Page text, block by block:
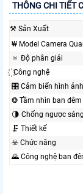
THÔNG CHI TIẾT
⚒ Sản Xuất
₩ Model Camera
🔅 Độ phân giải
꙰ Công nghệ
🎛 Cảm biến hình ảnh
❂ Tầm nhìn ban đêm
🌗 Chống ngược sáng
🗜️ Thiết kế
☣️ Chức năng
🌄 Công nghệ ban